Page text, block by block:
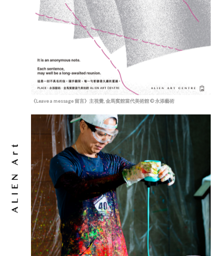
《Leave a message 留言》主視覺, 金馬賓館當代美術館 © 永添藝術